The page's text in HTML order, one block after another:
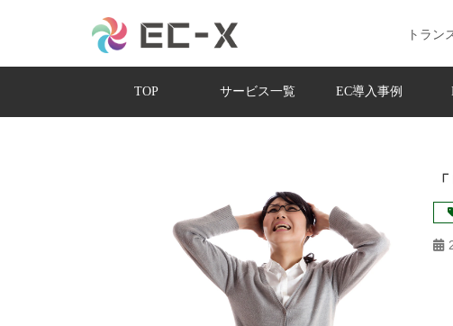
トラン
TOP サービス一覧 EC導入事例